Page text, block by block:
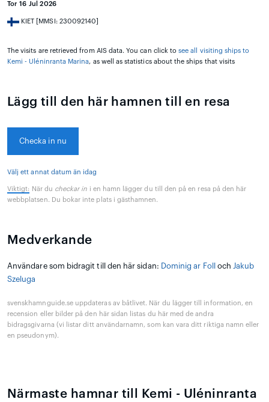
Tor 16 Jul 2026
KIET [MMSI: 230092140]
The visits are retrieved from AIS data. You can click tosee all visiting ships to
Kemi - Uléninranta Marina, as well as statistics about the ships that visits
Lägg till den här hamnen till en resa
Checka in nu
Välj ett annat datum än idag
Viktigt: När du checkar in i en hamn lägger du till den på en resa på den här
webbplatsen. Du bokar inte plats i gästhamnen.
Medverkande
Användare som bidragit till den här sidan: Dominig ar Foll och Jakub
Szeluga
svenskhamnguide.se uppdateras av båtlivet. När du lägger till information, en
recension eller bilder på den här sidan listas du här med de andra
bidragsgivarna (vi listar ditt användarnamn, som kan vara ditt riktiga namn eller
en pseudonym).
Närmaste hamnar till Kemi - Uléninranta